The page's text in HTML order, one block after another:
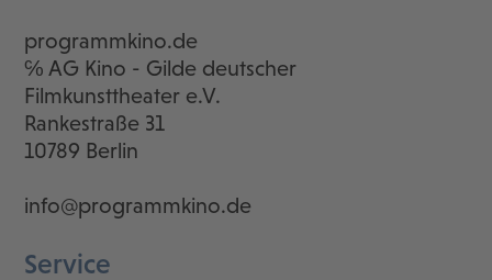
programmkino.de
℅ AG Kino - Gilde deutscher
Filmkunsttheater e.V.
Rankestraße 31
10789 Berlin
info@programmkino.de
Service